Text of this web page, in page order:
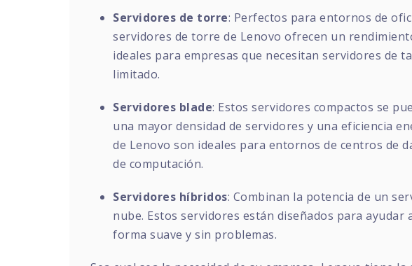
Servidores de torre: Perfectos para entornos de
servidores de torre de Lenovo ofrecen un
ideales para empresas que necesitan servidores de
limitado.
Servidores blade: Estos servidores compactos se
una mayor densidad de servidores y una eficiencia
de Lenovo son ideales para entornos de centros de
de computación.
Servidores híbridos: Combinan la potencia de un
nube. Estos servidores están diseñados para ayudar
forma suave y sin problemas.